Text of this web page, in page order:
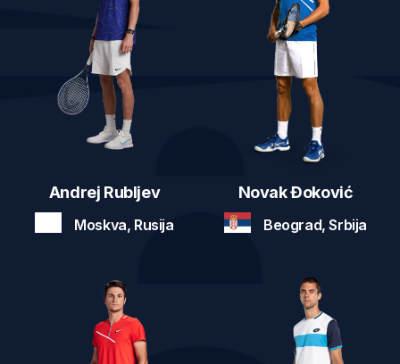
Andrej Rubljev
Moskva, Rusija
Novak Đoković
Beograd, Srbija